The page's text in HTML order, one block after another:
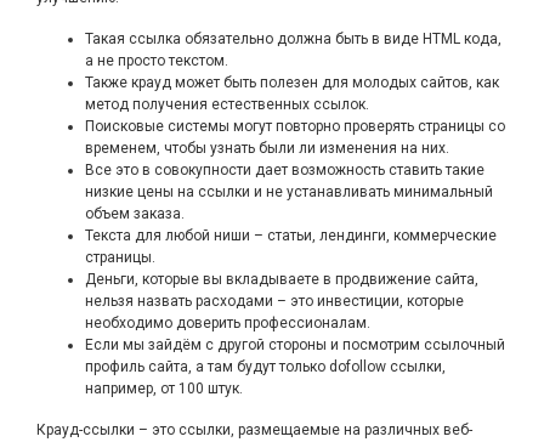
Такая ссылка обязательно должна быть в виде HTML кода,
а не просто текстом.
Также крауд может быть полезен для молодых сайтов, как
метод получения естественных ссылок.
Поисковые системы могут повторно проверять страницы со
временем, чтобы узнать были ли изменения на них.
Все это в совокупности дает возможность ставить такие
низкие цены на ссылки и не устанавливать минимальный
объем заказа.
Текста для любой ниши – статьи, лендинги, коммерческие
страницы.
Деньги, которые вы вкладываете в продвижение сайта,
нельзя назвать расходами – это инвестиции, которые
необходимо доверить профессионалам.
Если мы зайдём с другой стороны и посмотрим ссылочный
профиль сайта, а там будут только dofollow ссылки,
например, от 100 штук.
Крауд-ссылки – это ссылки, размещаемые на различных веб-